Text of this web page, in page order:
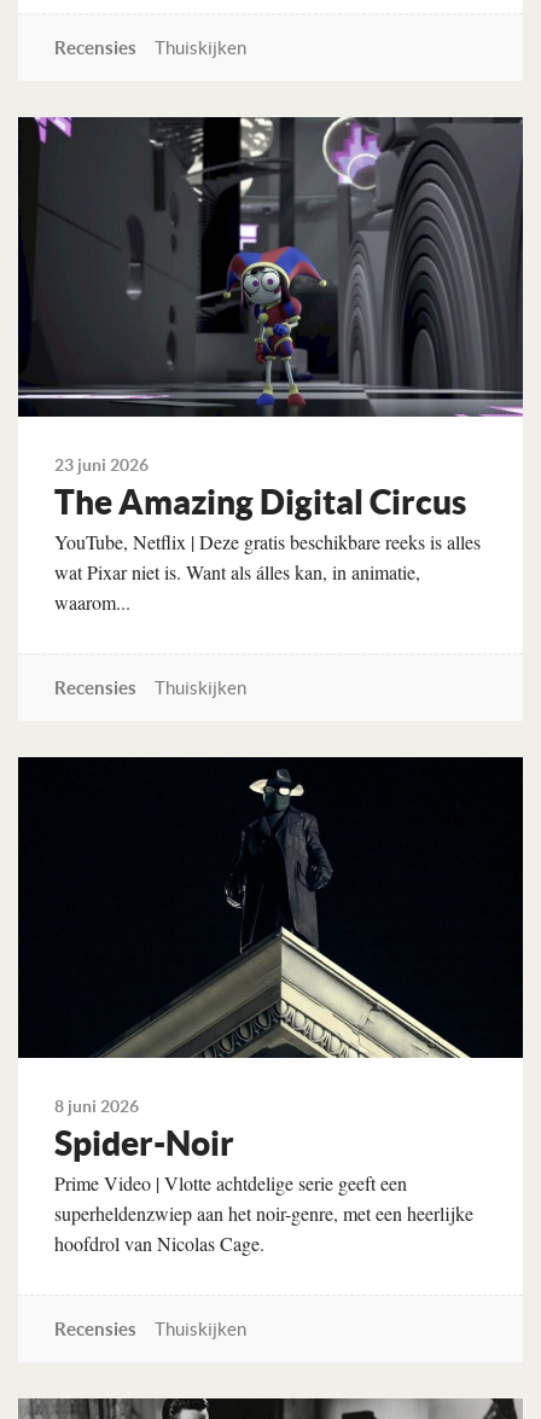
Recensies Thuiskijken
Lees verder
23 juni 2026
The Amazing Digital Circus
YouTube, Netflix | Deze gratis beschikbare reeks is alles
wat Pixar niet is. Want als álles kan, in animatie,
waarom...
Recensies Thuiskijken
Lees verder
8 juni 2026
Spider-Noir
Prime Video | Vlotte achtdelige serie geeft een
superheldenzwiep aan het noir-genre, met een heerlijke
hoofdrol van Nicolas Cage.
Recensies Thuiskijken
Lees verder